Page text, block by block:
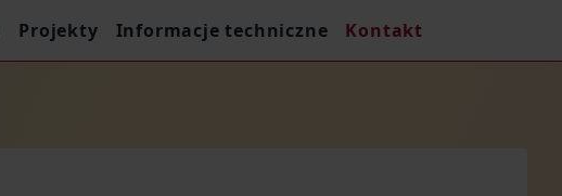
Projekty Informacje techniczne Kontakt